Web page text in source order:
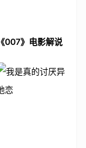
《007》电影解说